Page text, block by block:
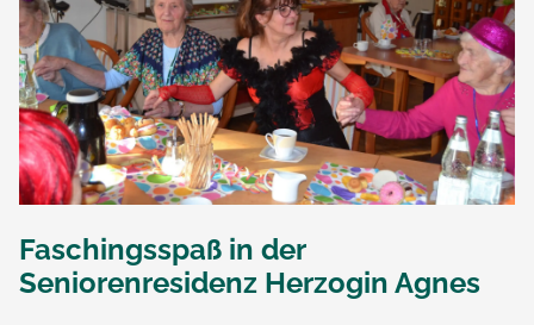
Faschingsspaß in der
Seniorenresidenz Herzogin Agnes